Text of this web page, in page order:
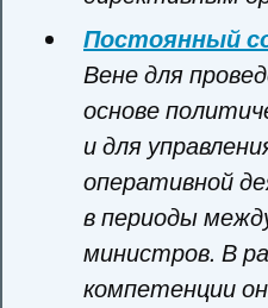
Постоянный
Вене для
основе
и для
оперативной
в периоды
министров. В
компетенции